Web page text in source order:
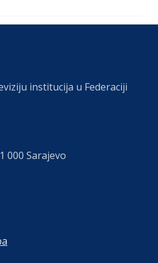
institucija u Federaciji
000 Sarajevo